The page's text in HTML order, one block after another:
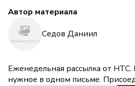
Автор материала
Седов Даниил
Еженедельная рассылка от НТС.
нужное в одном письме.